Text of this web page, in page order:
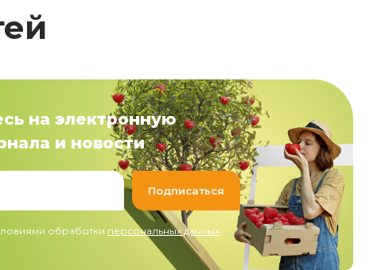
на электронную
и новости
обработки персональных данных